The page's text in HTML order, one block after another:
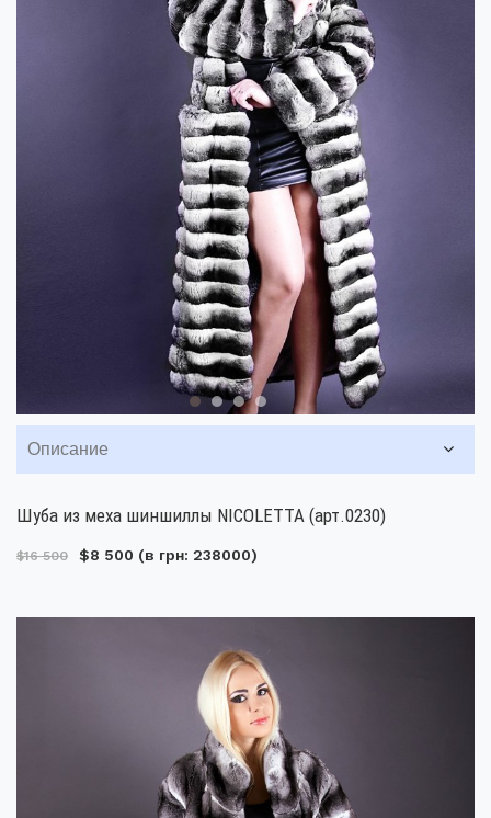
Описание
Шуба из меха шиншиллы NICOLETTA (арт.0230)
$16 500 $8 500 (в грн: 238000)